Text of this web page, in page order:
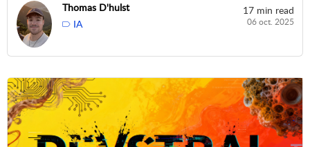
Thomas D'hulst
IA
17 min read
06 oct. 2025